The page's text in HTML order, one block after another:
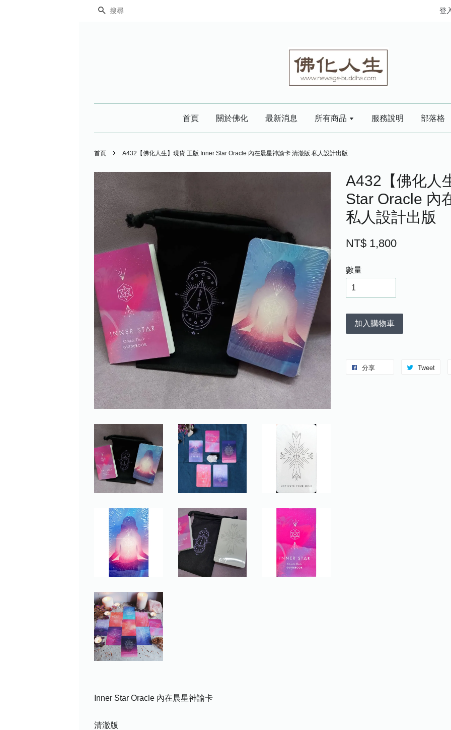
搜尋 登
首頁 關於佛化 最新消息 所有商品 服務說明 部落格
首頁 › A432【佛化人生】現貨 正版 Inner Star Oracle 內在晨星神諭卡 清澈版 私人設計出版
A432【佛化人
Star Oracle 內
私人設計出版
NT$ 1,800
數量
加入購物車
分享 Tweet
Inner Star Oracle 內在晨星神諭卡
清澈版